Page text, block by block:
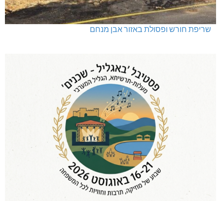
שריפת חורש ופסולת באזור אבן מנחם